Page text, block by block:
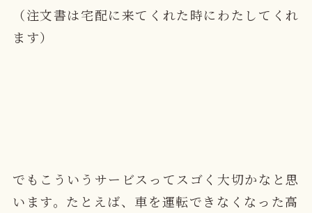
（注文書は宅配に来てくれた時にわたしてくれ
ます）
でもこういうサービスってスゴく大切かなと思
います。たとえば、車を運転できなくなった高